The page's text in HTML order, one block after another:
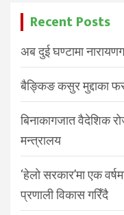
Recent Posts
अब दुई घण्टामा
बैङ्किङ कसुर मुद्दाका
बिनाकागजात वैदेशिक
मन्त्रालय
‘हेलो सरकार’मा एक
प्रणाली विकास गरिँदै